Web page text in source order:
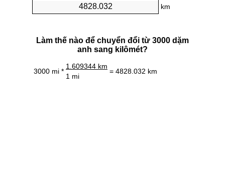
km
Làm thế nào để chuyển đổi từ 3000 dặm
anh sang kilômét?
3000 mi *
1.609344 km
= 4828.032 km
1 mi